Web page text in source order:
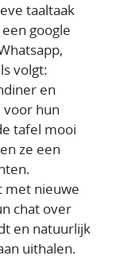
taaltaak
google
volgt:
en
voor hun
tafel mooi
ze een
met nieuwe
chat over
en natuurlijk
uithalen.